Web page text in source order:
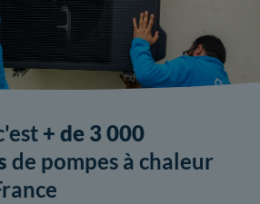
+ de 3 000
de pompes à chaleur